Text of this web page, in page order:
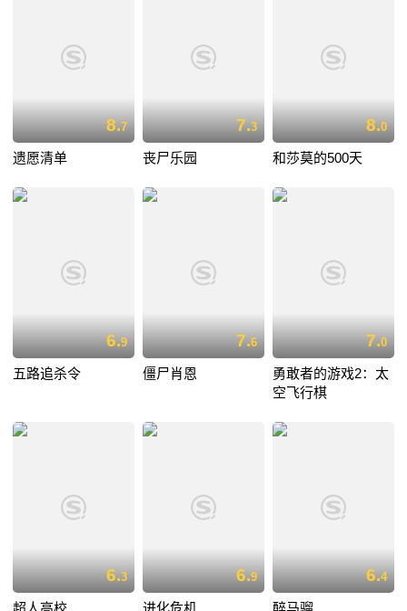
8.7
遗愿清单
7.3
丧尸乐园
8.0
和莎莫的500天
6.9
五路追杀令
7.6
僵尸肖恩
7.0
勇敢者的游戏2：太
空飞行棋
6.3 6.9 6.4